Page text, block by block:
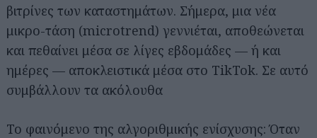
βιτρίνες των καταστημάτων. Σήμερα, μια νέα
μικρο-τάση (microtrend) γεννιέται, αποθεώνεται
και πεθαίνει μέσα σε λίγες εβδομάδες — ή και
ημέρες — αποκλειστικά μέσα στο TikTok. Σε αυτό
συμβάλλουν τα ακόλουθα
Το φαινόμενο της αλγοριθμικής ενίσχυσης: Όταν